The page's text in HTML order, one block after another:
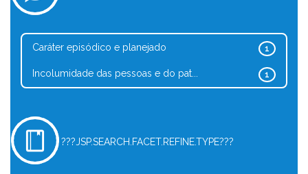
1
Caráter episódico e planejado
1
Incolumidade das pessoas e do pat...
???JSP.SEARCH.FACET.REFINE.TYPE???